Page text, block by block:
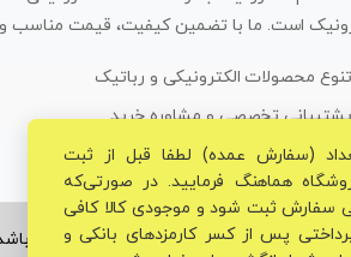
است. ما با تضمین کیفیت، قیمت مناسب و
تنوع محصولات الکترونیکی و رباتیک
پشتیبانی تخصصی و مشاوره خرید
فروشگاه تخصصی قم الکترونیک محفوظ
(سفارش عمده) لطفا قبل از ثبت
هماهنگ فرمایید. در صورتی‌که
سفارش ثبت شود و موجودی کالا کافی
پس از کسر کارمزدهای بانکی و